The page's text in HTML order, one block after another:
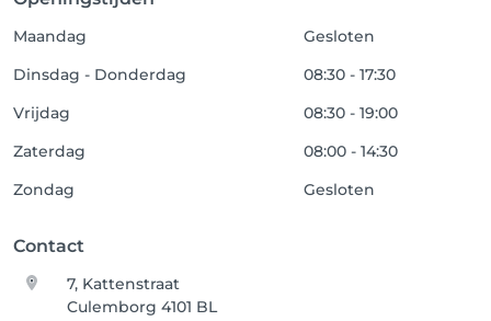
Maandag
Gesloten
Dinsdag - Donderdag
08:30 - 17:30
Vrijdag
08:30 - 19:00
Zaterdag
08:00 - 14:30
Zondag
Gesloten
Contact
7, Kattenstraat
Culemborg 4101 BL